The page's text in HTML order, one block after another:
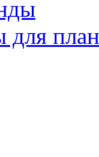
для